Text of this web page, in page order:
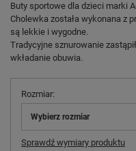
Buty sportowe dla dzieci marki
Cholewka została wykonana z
są lekkie i wygodne.
Tradycyjne sznurowanie
wkładanie obuwia.
Rozmiar
Wybierz rozmiar
Sprawdź wymiary produktu